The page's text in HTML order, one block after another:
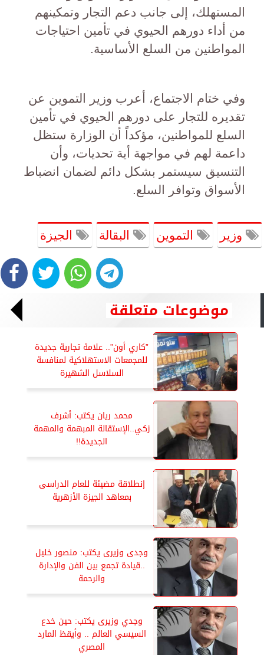
المستهلك، إلى جانب دعم التجار وتمكينهم
من أداء دورهم الحيوي في تأمين احتياجات
المواطنين من السلع الأساسية.
وفي ختام الاجتماع، أعرب وزير التموين عن
تقديره للتجار على دورهم الحيوي في تأمين
السلع للمواطنين، مؤكداً أن الوزارة ستظل
داعمة لهم في مواجهة أية تحديات، وأن
التنسيق سيستمر بشكل دائم لضمان انضباط
الأسواق وتوافر السلع.
وزير التموين البقالة الجيزة
موضوعات متعلقة
”كاري أون”.. علامة تجارية جديدة
للمجمعات الاستهلاكية لمنافسة
السلاسل الشهيرة
محمد ريان يكتب: أشرف
زكي..الإستقالة المبهمة والمهمة
الجديدة!!
إنطلاقة مضيئة للعام الدراسى
بمعاهد الجيزة الأزهرية
وجدى وزيرى يكتب: منصور خليل
..قيادة تجمع بين الفن والإدارة
والرحمة
وجدي وزيرى يكتب: حين خدع
السيسي العالم .. وأيقظ المارد
المصري